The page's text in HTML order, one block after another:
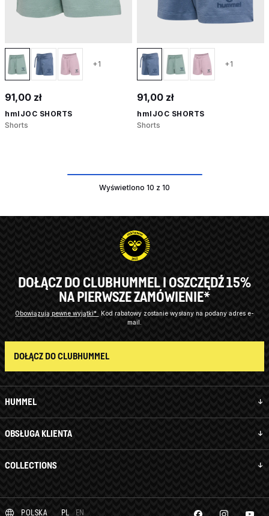
+1
91,00 zł
hmlJOC SHORTS
Shorts
+1
91,00 zł
hmlJOC SHORTS
Shorts
Wyświetlono 10 z 10
HUMMEL
OBSŁUGA KLIENTA
COLLECTIONS
DOŁĄCZ DO CLUBHUMMEL I OSZCZĘDŹ 15%
NA PIERWSZE ZAMÓWIENIE*
Obowiązują pewne wyjątki* Kod rabatowy zostanie wysłany na podany adres e-
mail.
DOŁĄCZ DO CLUBHUMMEL
POLSKA PL EN